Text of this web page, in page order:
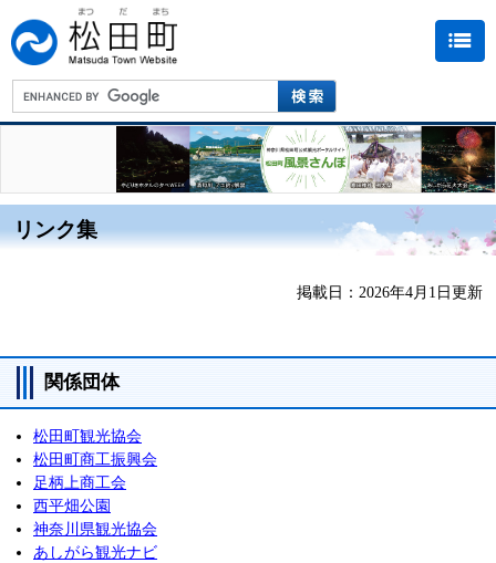
リンク集
掲載日：2026年4月1日更新
関係団体
松田町観光協会
松田町商工振興会
足柄上商工会
西平畑公園
神奈川県観光協会
あしがら観光ナビ